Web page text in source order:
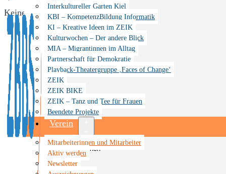
Interkultureller Garten Kiel
KBI – KompetenzBildung Informatik
KI – Kreative Ideen im ZEIK
Kulturwochen – Der andere Blick
MIA – Migrantinnen im Alltag
Partnerschaft für Demokratie
Playback-Theatergruppe ‚Faces of Change‘
ZEIK
ZEIK BIKE
ZEIK – Tanz und Tee für Frauen
Beendete Projekte
Verein
Menü
öffnen
Mitarbeiterinnen und Mitarbeiter
Aktiv werden
Newsletter
Keine bevorstehenden Veranstaltungen
Veranstaltungen